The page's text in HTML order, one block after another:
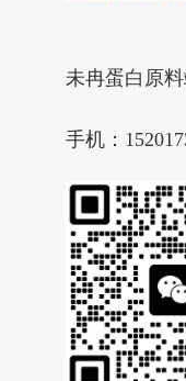
未冉蛋白原
手机：